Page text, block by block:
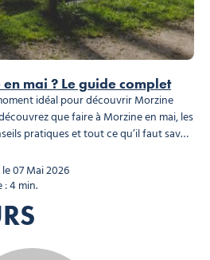
mai ? Le guide complet
idéal pour découvrir Morzine
que faire à Morzine en mai, les
pratiques et tout ce qu’il faut savoir
est terminée...
07 Mai 2026
4 min.